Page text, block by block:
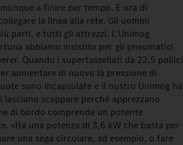
a finire per tempo. È ora di
la linea alla rete. Gli uomini
parti, e tutti gli attrezzi. L'Unimog
abbiamo insistito per gli pneumatici
Quando i supertassellati da 22,5 pollici
aumentare di nuovo la pressione di
sono incapsulate e il nostro Unimog ha
scappare perché apprezzano
di bordo comprende un potente
«Ha una potenza di 3,6 kW che basta per
una sega circolare, ad esempio, o fare